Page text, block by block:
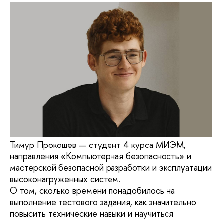
Тимур Прокошев — студент 4 курса МИЭМ,
направления «Компьютерная безопасность» и
мастерской безопасной разработки и эксплуатации
высоконагруженных систем.
О том, сколько времени понадобилось на
выполнение тестового задания, как значительно
повысить технические навыки и научиться